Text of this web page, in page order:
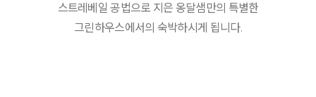
스트레베일 공법으로 지은 옹달샘만의 특별한
그린하우스에서의 숙박하시게 됩니다.